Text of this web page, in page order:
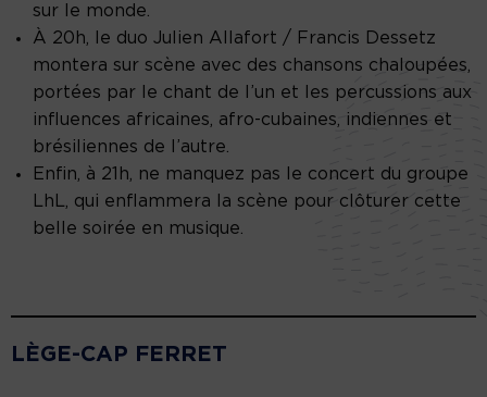
sur le monde.
À 20h, le duo Julien Allafort / Francis Dessetz
montera sur scène avec des chansons chaloupées,
portées par le chant de l’un et les percussions aux
influences africaines, afro-cubaines, indiennes et
brésiliennes de l’autre.
Enfin, à 21h, ne manquez pas le concert du groupe
LhL, qui enflammera la scène pour clôturer cette
belle soirée en musique.
LÈGE-CAP FERRET